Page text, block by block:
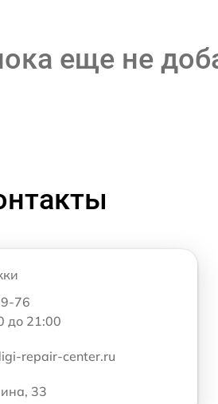
еще не
76
до 21:00
repair-center.ru
33